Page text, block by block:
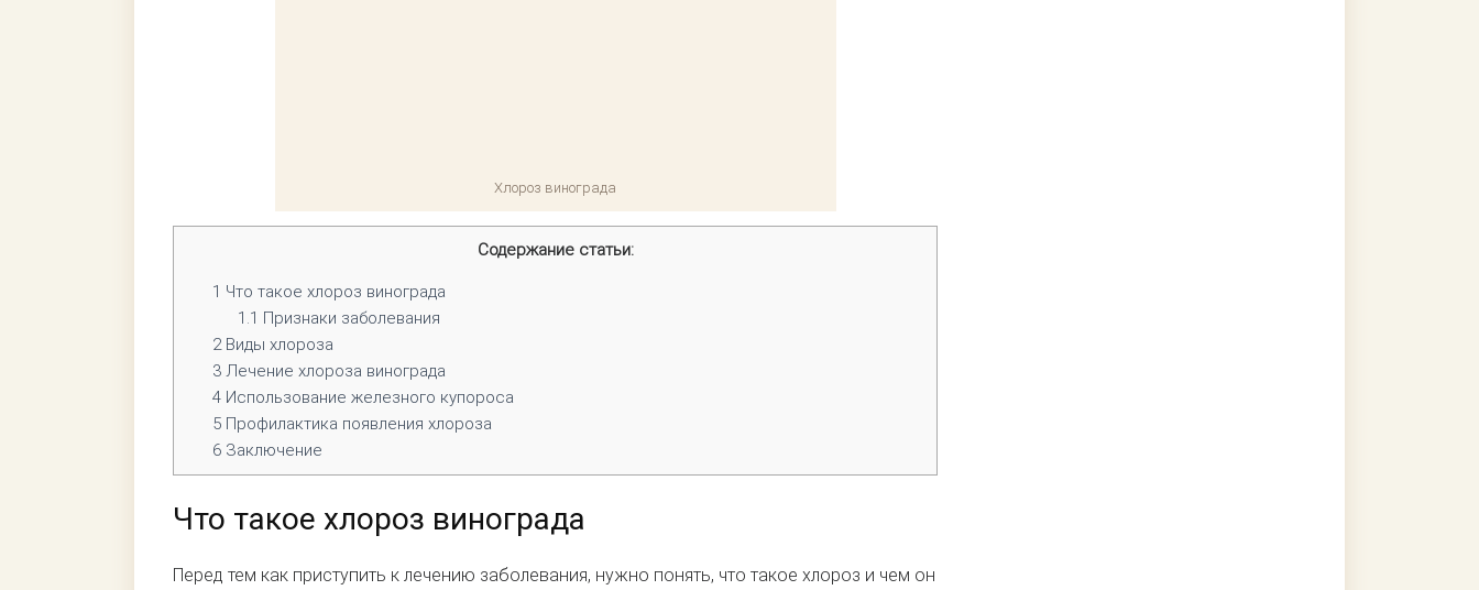
Хлороз винограда
Содержание статьи:
1 Что такое хлороз винограда
1.1 Признаки заболевания
2Виды хлороза
3 Лечение хлороза винограда
4 Использование железного купороса
5 Профилактика появления хлороза
6 Заключение
Что такое хлороз винограда
Перед тем как приступить к лечению заболевания, нужно понять, что такое хлороз и чем он